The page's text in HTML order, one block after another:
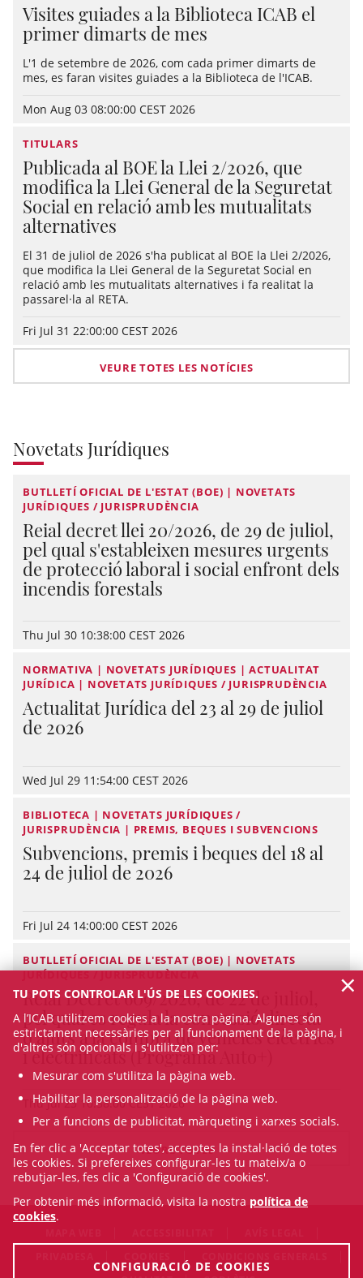
Visites guiades a la Biblioteca ICAB el
primer dimarts de mes
L'1 de setembre de 2026, com cada primer dimarts de
mes, es faran visites guiades a la Biblioteca de l'ICAB.
Mon Aug 03 08:00:00 CEST 2026
TITULARS
Publicada al BOE la Llei 2/2026, que
modifica la Llei General de la Seguretat
Social en relació amb les mutualitats
alternatives
El 31 de juliol de 2026 s'ha publicat al BOE la Llei 2/2026,
que modifica la Llei General de la Seguretat Social en
relació amb les mutualitats alternatives i fa realitat la
passarel·la al RETA.
Fri Jul 31 22:00:00 CEST 2026
VEURE TOTES LES NOTÍCIES
Novetats Jurídiques
BUTLLETÍ OFICIAL DE L'ESTAT (BOE) | NOVETATS
JURÍDIQUES / JURISPRUDÈNCIA
Reial decret llei 20/2026, de 29 de juliol,
pel qual s'estableixen mesures urgents
de protecció laboral i social enfront dels
incendis forestals
Thu Jul 30 10:38:00 CEST 2026
NORMATIVA | NOVETATS JURÍDIQUES | ACTUALITAT
JURÍDICA | NOVETATS JURÍDIQUES / JURISPRUDÈNCIA
Actualitat Jurídica del 23 al 29 de juliol
de 2026
Wed Jul 29 11:54:00 CEST 2026
BIBLIOTECA | NOVETATS JURÍDIQUES /
JURISPRUDÈNCIA | PREMIS, BEQUES I SUBVENCIONS
Subvencions, premis i beques del 18 al
24 de juliol de 2026
Fri Jul 24 14:00:00 CEST 2026
BUTLLETÍ OFICIAL DE L'ESTAT (BOE) | NOVETATS
JURÍDIQUES / JURISPRUDÈNCIA
Reial Decret 609/2026, de 22 de juliol,
pel qual es regula la concessió directa
d'ajuts a la compra de vehicles elèctrics
i electrificats (Programa Auto+)
Thu Jul 23 10:38:00 CEST 2026
VEURE TOTES
TU POTS CONTROLAR L'ÚS DE LES COOKIES.
A l’ICAB utilitzem cookies a la nostra pàgina. Algunes són
estrictament necessàries per al funcionament de la pàgina, i
d'altres són opcionals i s'utilitzen per:
Mesurar com s'utilitza la pàgina web.
Habilitar la personalització de la pàgina web.
Per a funcions de publicitat, màrqueting i xarxes socials.
En fer clic a 'Acceptar totes', acceptes la instal·lació de totes
les cookies. Si prefereixes configurar-les tu mateix/a o
rebutjar-les, fes clic a 'Configuració de cookies'.
Per obtenir més informació, visita la nostra política de
cookies.
CONFIGURACIÓ DE COOKIES
×